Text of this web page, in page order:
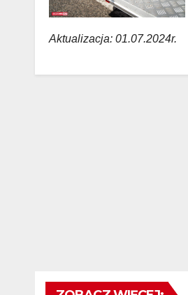
Aktualizacja: 01.07.2024r.